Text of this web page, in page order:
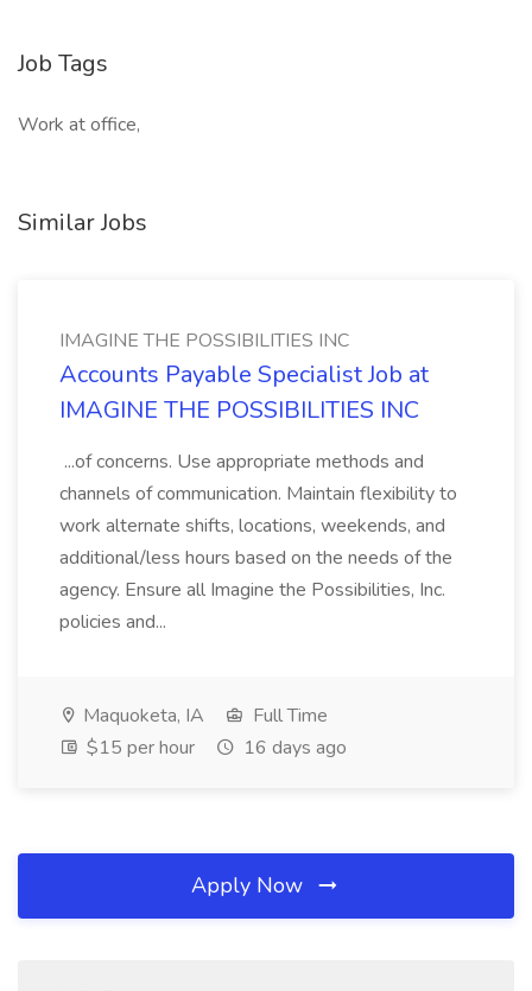
Job Tags
Work at office,
Similar Jobs
IMAGINE THE POSSIBILITIES INC
Accounts Payable Specialist Job at
IMAGINE THE POSSIBILITIES INC
...of concerns. Use appropriate methods and
channels of communication. Maintain flexibility to
work alternate shifts, locations, weekends, and
additional/less hours based on the needs of the
agency. Ensure all Imagine the Possibilities, Inc.
policies and...
Maquoketa, IA
Full Time
$15 per hour
16 days ago
Apply Now